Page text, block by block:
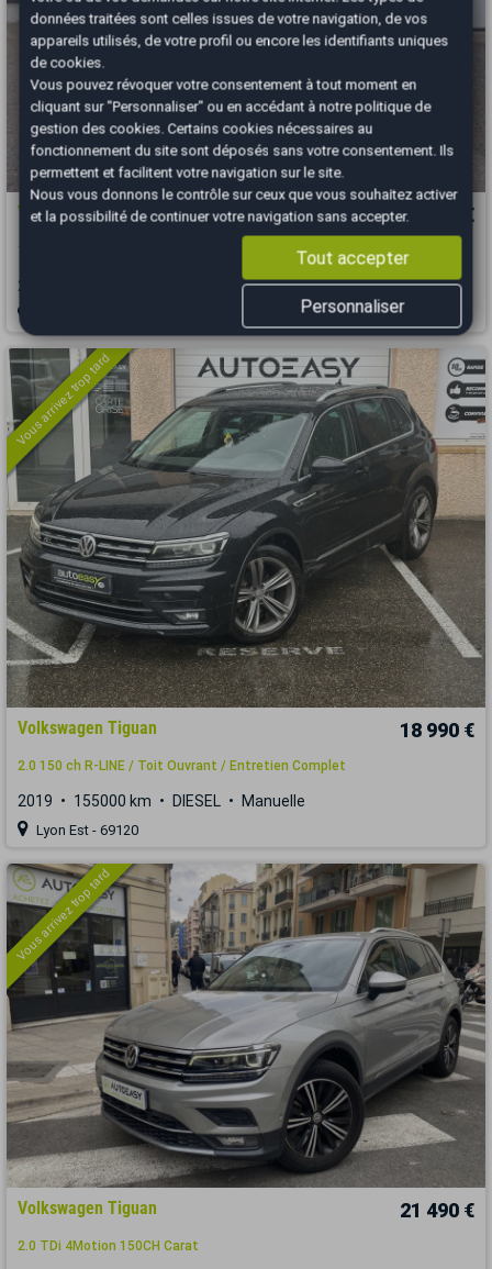
Volkswagen Tiguan 15 990 €
1.5 TSI EVO 150 BVM6 CONFORTLINE - GPS -
2019 Manuelle
Vous arrivez trop tard
Volkswagen Tiguan 18 990 €
2.0 150 ch R-LINE / Toit Ouvrant / Entretien Complet
2019 155000 km DIESEL Manuelle
Lyon Est - 69120
Vous arrivez trop tard
Volkswagen Tiguan 21 490 €
2.0 TDi 4Motion 150CH Carat
données traitées sont celles issues de votre navigation, de vos
appareils utilisés, de votre profil ou encore les identifiants uniques
de cookies.
Vous pouvez révoquer votre consentement à tout moment en
cliquant sur "Personnaliser" ou en accédant à notre politique de
gestion des cookies. Certains cookies nécessaires au
fonctionnement du site sont déposés sans votre consentement. Ils
permettent et facilitent votre navigation sur le site.
Nous vous donnons le contrôle sur ceux que vous souhaitez activer
et la possibilité de continuer votre navigation sans accepter.
Tout accepter
Personnaliser